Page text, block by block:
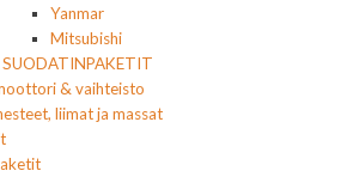
Yanmar
Mitsubishi
SUODATINPAKETIT
& vaihteisto
liimat ja massat